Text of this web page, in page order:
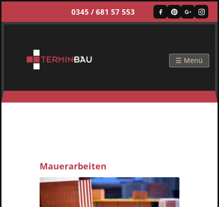
0345 / 681 57 553
☰ Menü
Mauerarbeiten